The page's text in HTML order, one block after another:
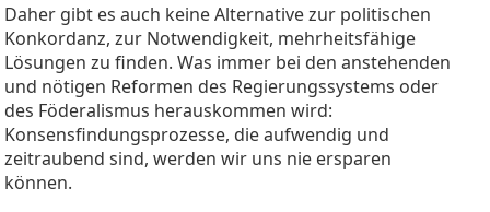
Daher gibt es auch keine Alternative zur politischen
Konkordanz, zur Notwendigkeit, mehrheitsfähige
Lösungen zu finden. Was immer bei den anstehenden
und nötigen Reformen des Regierungssystems oder
des Föderalismus herauskommen wird:
Konsensfindungsprozesse, die aufwendig und
zeitraubend sind, werden wir uns nie ersparen
können.